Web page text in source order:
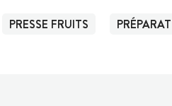
PRESSE FRUITS